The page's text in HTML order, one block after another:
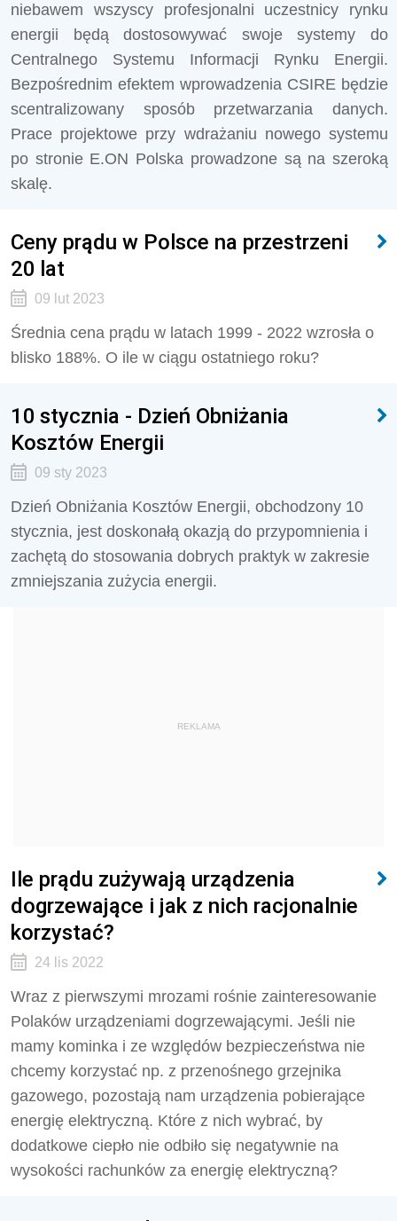
niebawem wszyscy profesjonalni uczestnicy rynku
energii będą dostosowywać swoje systemy do
Centralnego Systemu Informacji Rynku Energii.
Bezpośrednim efektem wprowadzenia CSIRE będzie
scentralizowany sposób przetwarzania danych.
Prace projektowe przy wdrażaniu nowego systemu
po stronie E.ON Polska prowadzone są na szeroką
skalę.
Ceny prądu w Polsce na przestrzeni
20 lat
09 lut 2023
Średnia cena prądu w latach 1999 - 2022 wzrosła o
blisko 188%. O ile w ciągu ostatniego roku?
10 stycznia - Dzień Obniżania
Kosztów Energii
09 sty 2023
Dzień Obniżania Kosztów Energii, obchodzony 10
stycznia, jest doskonałą okazją do przypomnienia i
zachętą do stosowania dobrych praktyk w zakresie
zmniejszania zużycia energii.
REKLAMA
Ile prądu zużywają urządzenia
dogrzewające i jak z nich racjonalnie
korzystać?
24 lis 2022
Wraz z pierwszymi mrozami rośnie zainteresowanie
Polaków urządzeniami dogrzewającymi. Jeśli nie
mamy kominka i ze względów bezpieczeństwa nie
chcemy korzystać np. z przenośnego grzejnika
gazowego, pozostają nam urządzenia pobierające
energię elektryczną. Które z nich wybrać, by
dodatkowe ciepło nie odbiło się negatywnie na
wysokości rachunków za energię elektryczną?